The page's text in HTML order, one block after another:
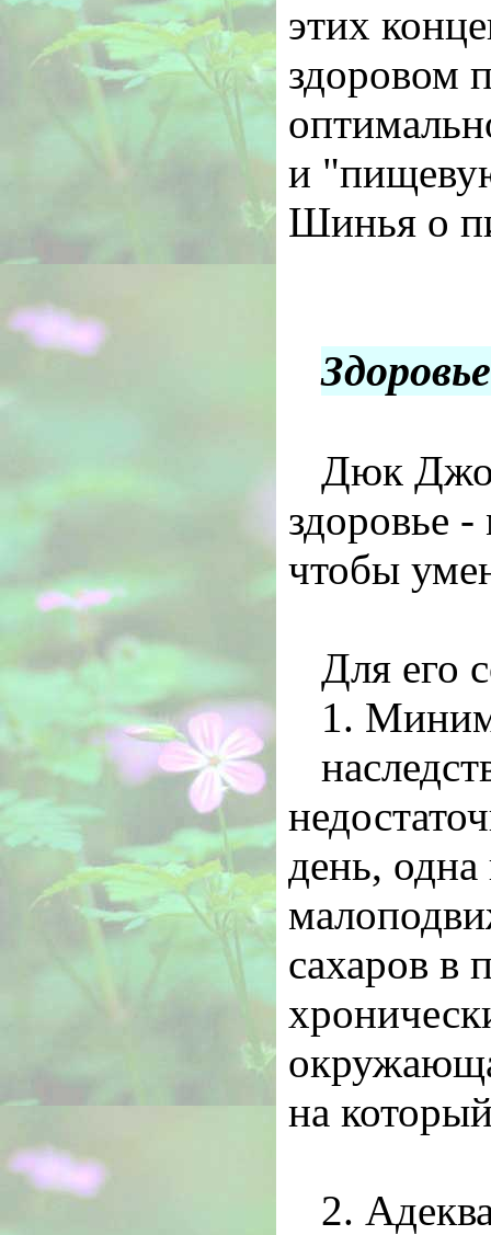
этих
здоровом
и
Шинья о
Дюк
здоровье
чтобы
Для его
1.
день,
сахаров в
на
2.